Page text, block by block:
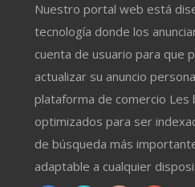
Nuestro portal web está
tecnología donde los
cuenta de usuario para que
actualizar su anuncio
plataforma de comercio Les
optimizados para ser
de búsqueda más
adaptable a cualquier